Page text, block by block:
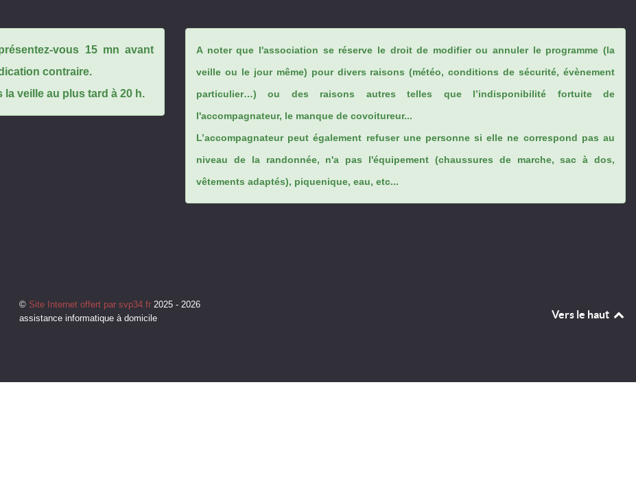
vous 15 mn avant
contraire.
veille au plus tard à 20 h.
A noter que l'association se réserve le droit de modifier ou annuler le programme (la
veille ou le jour même) pour divers raisons (météo, conditions de sécurité, évènement
particulier…) ou des raisons autres telles que l’indisponibilité fortuite de
l'accompagnateur, le manque de covoitureur...
L’accompagnateur peut également refuser une personne si elle ne correspond pas au
niveau de la randonnée, n'a pas l'équipement (chaussures de marche, sac à dos,
vêtements adaptés), piquenique, eau, etc...
© Site Internet offert par svp34.fr2025 - 2026
assistance informatique à domicile
Vers le haut